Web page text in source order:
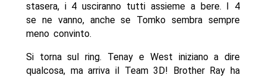
stasera, i 4 usciranno tutti assieme a bere. I 4
se ne vanno, anche se Tomko sembra sempre
meno convinto.
Si torna sul ring. Tenay e West iniziano a dire
qualcosa, ma arriva il Team 3D! Brother Ray ha